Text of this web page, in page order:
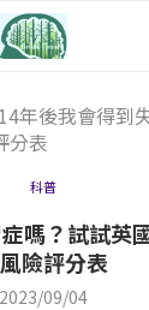
14年後我會得到
分表
科普
嗎？試試英
險評分表
2023/09/04